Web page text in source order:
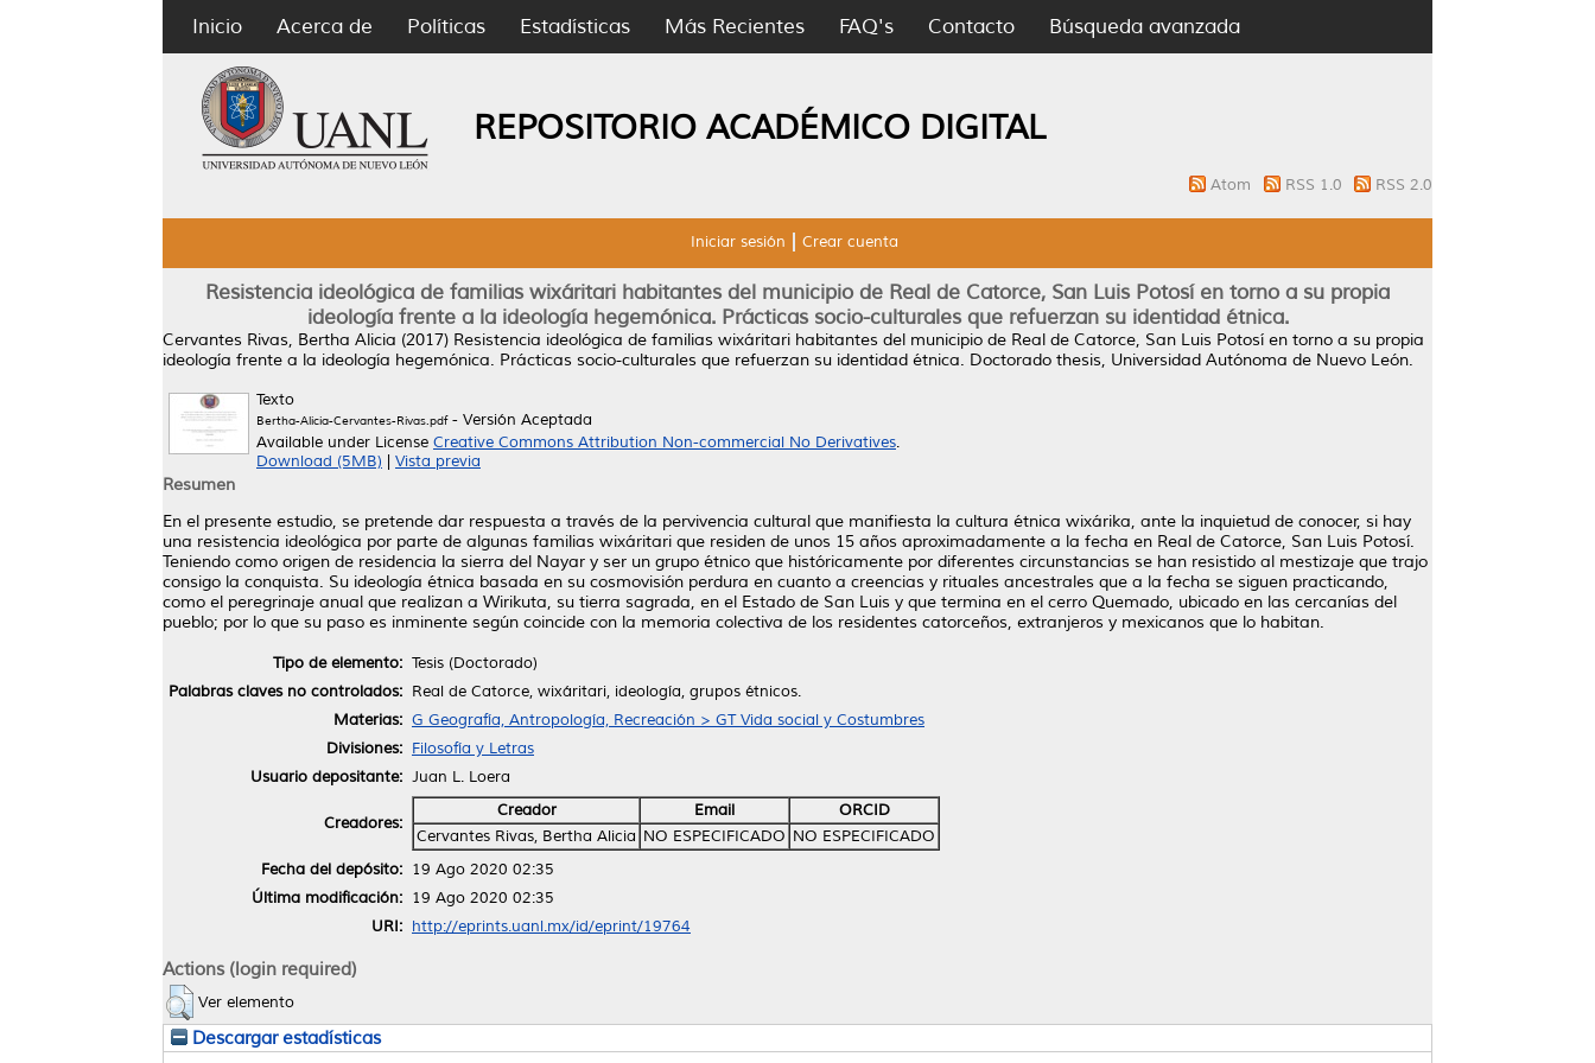
Inicio Acerca de Políticas Estadísticas Más Recientes FAQ's Contacto Búsqueda avanzada
REPOSITORIO ACADÉMICO DIGITAL
Atom RSS 1.0 RSS 2.0
Iniciar sesión Crear cuenta
Resistencia ideológica de familias wixáritari habitantes del municipio de Real de Catorce, San Luis Potosí en torno a su propia
ideología frente a la ideología hegemónica. Prácticas socio-culturales que refuerzan su identidad étnica.
Cervantes Rivas, Bertha Alicia (2017) Resistencia ideológica de familias wixáritari habitantes del municipio de Real de Catorce, San Luis Potosí en torno a su propia
ideología frente a la ideología hegemónica. Prácticas socio-culturales que refuerzan su identidad étnica. Doctorado thesis, Universidad Autónoma de Nuevo León.
Texto
Bertha-Alicia-Cervantes-Rivas.pdf- Versión Aceptada
Available under License Creative Commons Attribution Non-commercial No Derivatives.
Download (5MB)
Vista previa
Resumen
En el presente estudio, se pretende dar respuesta a través de la pervivencia cultural que manifiesta la cultura étnica wixárika, ante la inquietud de conocer, si hay
una resistencia ideológica por parte de algunas familias wixáritari que residen de unos 15 años aproximadamente a la fecha en Real de Catorce, San Luis Potosí.
Teniendo como origen de residencia la sierra del Nayar y ser un grupo étnico que históricamente por diferentes circunstancias se han resistido al mestizaje que trajo
consigo la conquista. Su ideología étnica basada en su cosmovisión perdura en cuanto a creencias y rituales ancestrales que a la fecha se siguen practicando,
como el peregrinaje anual que realizan a Wirikuta, su tierra sagrada, en el Estado de San Luis y que termina en el cerro Quemado, ubicado en las cercanías del
pueblo; por lo que su paso es inminente según coincide con la memoria colectiva de los residentes catorceños, extranjeros y mexicanos que lo habitan.
Tipo de elemento: Tesis (Doctorado)
Palabras claves no controlados: Real de Catorce, wixáritari, ideología, grupos étnicos.
Materias: G Geografía, Antropología, Recreación > GT Vida social y Costumbres
Divisiones: Filosofía y Letras
Usuario depositante: Juan L. Loera
Creadores:
Creador Email
ORCID
Cervantes Rivas, Bertha Alicia NO ESPECIFICADO NO ESPECIFICADO
Fecha del depósito: 19 Ago 2020 02:35
Última modificación: 19 Ago 2020 02:35
URI: http://eprints.uanl.mx/id/eprint/19764
Actions (login required)
Ver elemento
Descargar estadísticas